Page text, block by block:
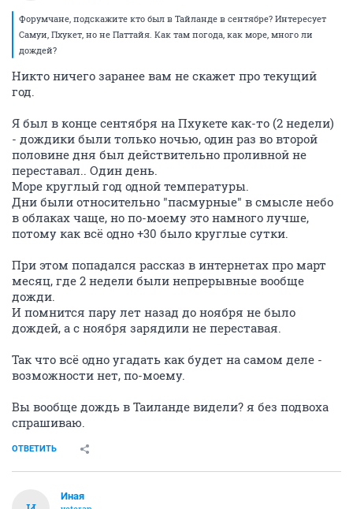
Форумчане, подскажите кто был в Тайланде в сентябре? Интересует
Самуи, Пхукет, но не Паттайя. Как там погода, как море, много ли
дождей?
Никто ничего заранее вам не скажет про текущий
год.
Я был в конце сентября на Пхукете как-то (2 недели)
- дождики были только ночью, один раз во второй
половине дня был действительно проливной не
переставал.. Один день.
Море круглый год одной температуры.
Дни были относительно "пасмурные" в смысле небо
в облаках чаще, но по-моему это намного лучше,
потому как всё одно +30 было круглые сутки.
При этом попадался рассказ в интернетах про март
месяц, где 2 недели были непрерывные вообще
дожди.
И помнится пару лет назад до ноября не было
дождей, а с ноября зарядили не переставая.
Так что всё одно угадать как будет на самом деле -
возможности нет, по-моему.
Вы вообще дождь в Таиланде видели? я без подвоха
спрашиваю.
ОТВЕТИТЬ
Иная